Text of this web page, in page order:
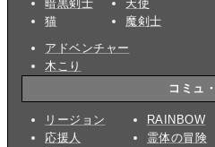
暗黒剣士
猫
天使
魔剣士
アドベンチャー
木こり
コミュ
リージョン
応援人
RAINBOW
霊体の冒険